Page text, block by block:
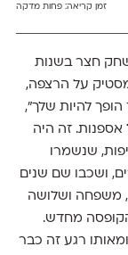
זמן קריאה:פחות מדקה
חצר בשנות
מסטיק על הרצפה,
להיות שלך”,
אספנות. זה היה
שנשמרו
ושכבו שם שנים
משפחה ושלושה
מחדש.
רגע זה כבר